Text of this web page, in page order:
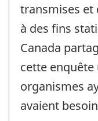
transmises et
à des fins
Canada
cette enquête
organismes
avaient